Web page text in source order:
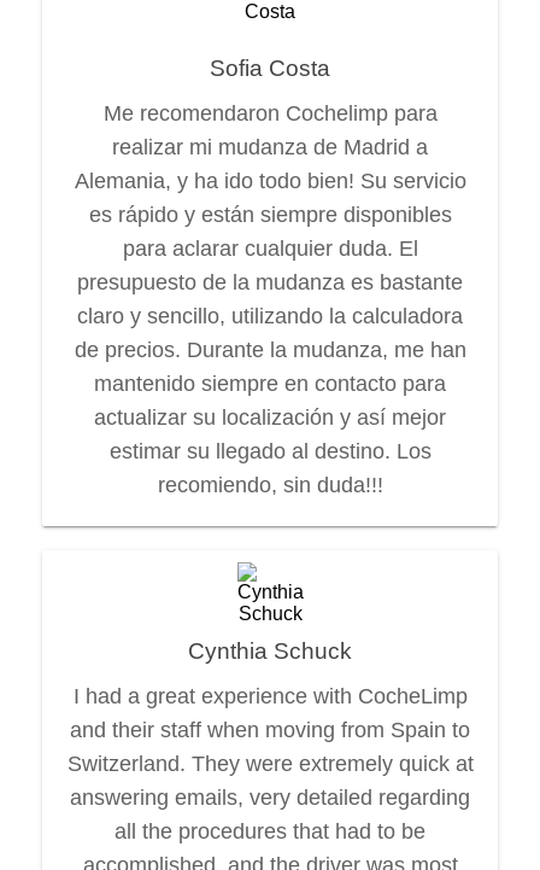
Sofia Costa
Me recomendaron Cochelimp para
realizar mi mudanza de Madrid a
Alemania, y ha ido todo bien! Su servicio
es rápido y están siempre disponibles
para aclarar cualquier duda. El
presupuesto de la mudanza es bastante
claro y sencillo, utilizando la calculadora
de precios. Durante la mudanza, me han
mantenido siempre en contacto para
actualizar su localización y así mejor
estimar su llegado al destino. Los
recomiendo, sin duda!!!
Cynthia Schuck
I had a great experience with CocheLimp
and their staff when moving from Spain to
Switzerland. They were extremely quick at
answering emails, very detailed regarding
all the procedures that had to be
accomplished, and the driver was most